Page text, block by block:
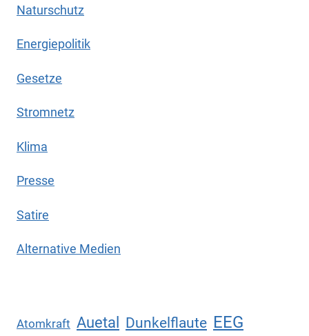
Naturschutz
Energiepolitik
Gesetze
Stromnetz
Klima
Presse
Satire
Alternative Medien
Atomkraft Auetal Dunkelflaute EEG